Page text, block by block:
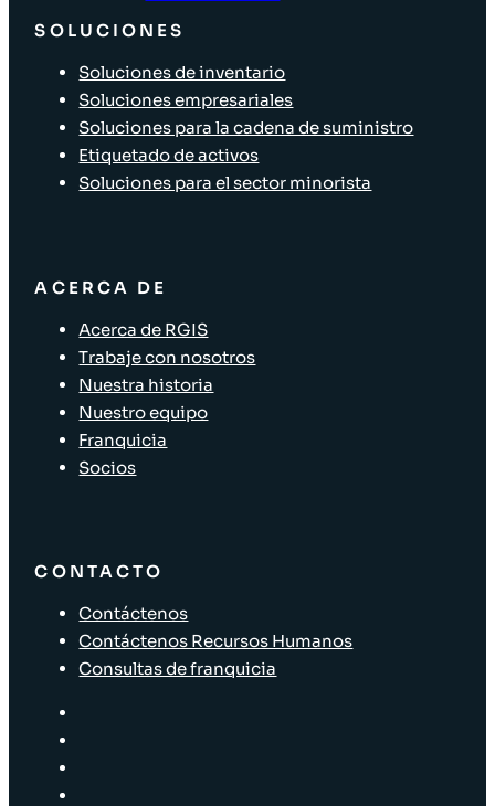
SOLUCIONES
Soluciones de inventario
Soluciones empresariales
Soluciones para la cadena de suministro
Etiquetado de activos
Soluciones para el sector minorista
ACERCA DE
Acerca de RGIS
Trabaje con nosotros
Nuestra historia
Nuestro equipo
Franquicia
Socios
CONTACTO
Contáctenos
Contáctenos Recursos Humanos
Consultas de franquicia